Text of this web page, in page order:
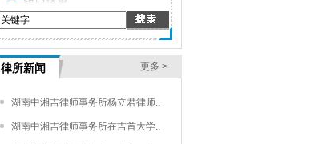
律所新闻 更多 >
湖南中湘吉律师事务所杨立君律师..
湖南中湘吉律师事务所在吉首大学..